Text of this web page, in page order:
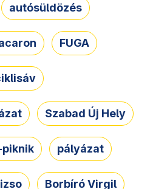
autósüldözés
FUGA
Szabad Új Hely
pályázat
Borbíró Virgil